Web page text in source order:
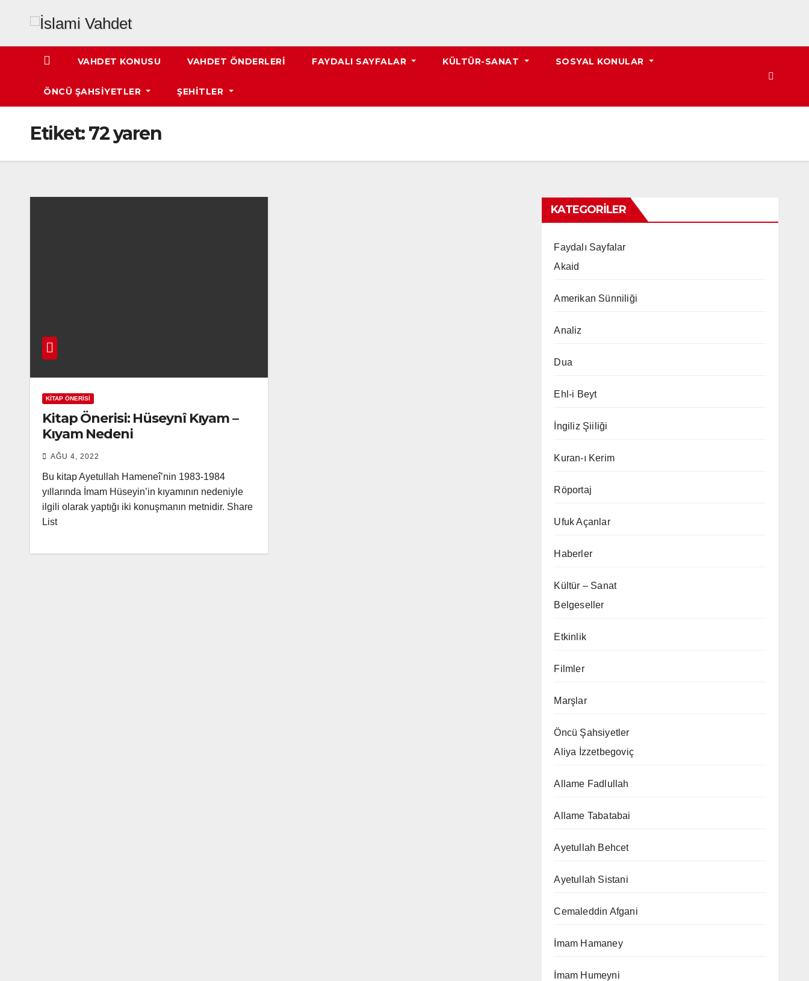
content
VAHDET KONUSU VAHDET ÖNDERLERI FAYDALI SAYFALAR KÜLTÜR-SANAT SOSYAL KONULAR
ÖNCÜ ŞAHSIYETLER ŞEHITLER
Etiket:72 yaren
KITAP ÖNERISI
Kitap Önerisi: Hüseynî Kıyam –
Kıyam Nedeni
AĞU 4, 2022
Bu kitap Ayetullah Hameneî’nin 1983-1984
yıllarında İmam Hüseyin’in kıyamının nedeniyle
ilgili olarak yaptığı iki konuşmanın metnidir. Share
List
KATEGORILER
Faydalı Sayfalar
Akaid
Amerikan Sünniliği
Analiz
Dua
Ehl-i Beyt
İngiliz Şiiliği
Kuran-ı Kerim
Röportaj
Ufuk Açanlar
Haberler
Kültür – Sanat
Belgeseller
Etkinlik
Filmler
Marşlar
Öncü Şahsiyetler
Aliya İzzetbegoviç
Allame Fadlullah
Allame Tabatabai
Ayetullah Behcet
Ayetullah Sistani
Cemaleddin Afgani
İmam Hamaney
İmam Humeyni